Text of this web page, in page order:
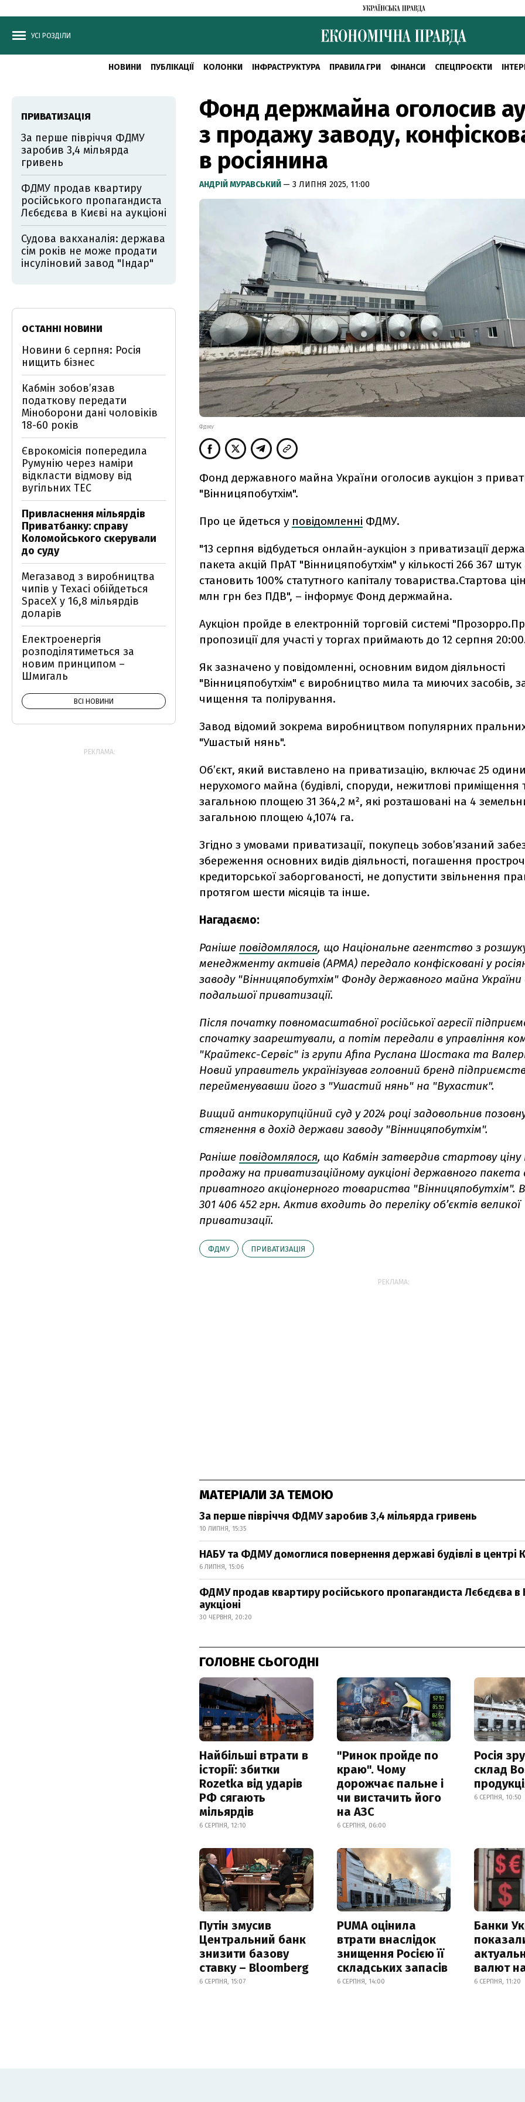
УСІ РОЗДІЛИ
НОВИНИ ПУБЛІКАЦІЇ КОЛОНКИ ІНФРАСТРУКТУРА ПРАВИЛА ГРИ ФІНАНСИ СПЕЦПРОЄКТИ
Фонд держмайна оголосив
з продажу заводу,
в росіянина
АНДРІЙ МУРАВСЬКИЙ — 3 ЛИПНЯ 2025, 11:00
ФДМУ
Фонд державного майна України оголосив аукціон з
"Вінницяпобутхім".
Про це йдеться у повідомленні ФДМУ.
"13 серпня відбудеться онлайн-аукціон з приватизації
пакета акцій ПрАТ "Вінницяпобутхім" у кількості 266 367
становить 100% статутного капіталу товариства.Стартова
млн грн без ПДВ", – інформує Фонд держмайна.
Аукціон пройде в електронній торговій системі
пропозиції для участі у торгах приймають до 12 серпня
Як зазначено у повідомленні, основним видом діяльності
"Вінницяпобутхім" є виробництво мила та миючих засобів,
чищення та полірування.
Завод відомий зокрема виробництвом популярних
"Ушастый нянь".
Об’єкт, який виставлено на приватизацію, включає 25
нерухомого майна (будівлі, споруди, нежитлові приміщення
загальною площею 31 364,2 м², які розташовані на 4
загальною площею 4,1074‬ га.
Згідно з умовами приватизації, покупець зобов’язаний
збереження основних видів діяльності, погашення
кредиторської заборгованості, не допустити звільнення
протягом шести місяців та інше.
Нагадаємо:
Раніше повідомлялося, що Національне агентство з
менеджменту активів (АРМА) передало конфісковані у
заводу "Вінницяпобутхім" Фонду державного майна України
подальшої приватизації.
Після початку повномасштабної російської агресії
спочатку заарештували, а потім передали в управління
"Крайтекс-Сервіс" із групи Afina Руслана Шостака та
Новий управитель українізував головний бренд
перейменувавши його з "Ушастий нянь" на "Вухастик".
Вищий антикорупційний суд у 2024 році задовольнив
стягнення в дохід держави заводу "Вінницяпобутхім".
Раніше повідомлялося, що Кабмін затвердив стартову
продажу на приватизаційному аукціоні державного пакета
приватного акціонерного товариства "Вінницяпобутхім".
301 406 452 грн. Актив входить до переліку об’єктів великої
приватизації.
ФДМУ ПРИВАТИЗАЦІЯ
РЕКЛАМА:
МАТЕРІАЛИ ЗА ТЕМОЮ
За перше півріччя ФДМУ заробив 3,4 мільярда гривень
10 ЛИПНЯ, 15:35
НАБУ та ФДМУ домоглися повернення державі будівлі в центрі
6 ЛИПНЯ, 15:06
ФДМУ продав квартиру російського пропагандиста Лєбєдєва в
аукціоні
30 ЧЕРВНЯ, 20:20
ГОЛОВНЕ СЬОГОДНІ
Найбільші втрати в
історії: збитки
Rozetka від ударів
РФ сягають
мільярдів
6 СЕРПНЯ, 12:10
"Ринок пройде по
краю". Чому
дорожчає пальне і
чи вистачить його
на АЗС
6 СЕРПНЯ, 06:00
Росія
склад
6 СЕРПНЯ, 10:50
Путін змусив
Центральний банк
знизити базову
ставку – Bloomberg
6 СЕРПНЯ, 15:07
PUMA оцінила
втрати внаслідок
знищення Росією її
складських запасів
6 СЕРПНЯ, 14:00
Банки
валют
6 СЕРПНЯ, 11:20
ПРИВАТИЗАЦІЯ
За перше півріччя ФДМУ
заробив 3,4 мільярда
гривень
ФДМУ продав квартиру
російського пропагандиста
Лєбєдєва в Києві на аукціоні
Судова вакханалія: держава
сім років не може продати
інсуліновий завод "Індар"
ОСТАННІ НОВИНИ
Новини 6 серпня: Росія
нищить бізнес
Кабмін зобовʼязав
податкову передати
Міноборони дані чоловіків
18-60 років
Єврокомісія попередила
Румунію через наміри
відкласти відмову від
вугільних ТЕС
Привласнення мільярдів
Приватбанку: справу
Коломойського скерували
до суду
Мегазавод з виробництва
чипів у Техасі обійдеться
SpaceX у 16,8 мільярдів
доларів
Електроенергія
розподілятиметься за
новим принципом –
Шмигаль
ВСІ НОВИНИ
РЕКЛАМА: